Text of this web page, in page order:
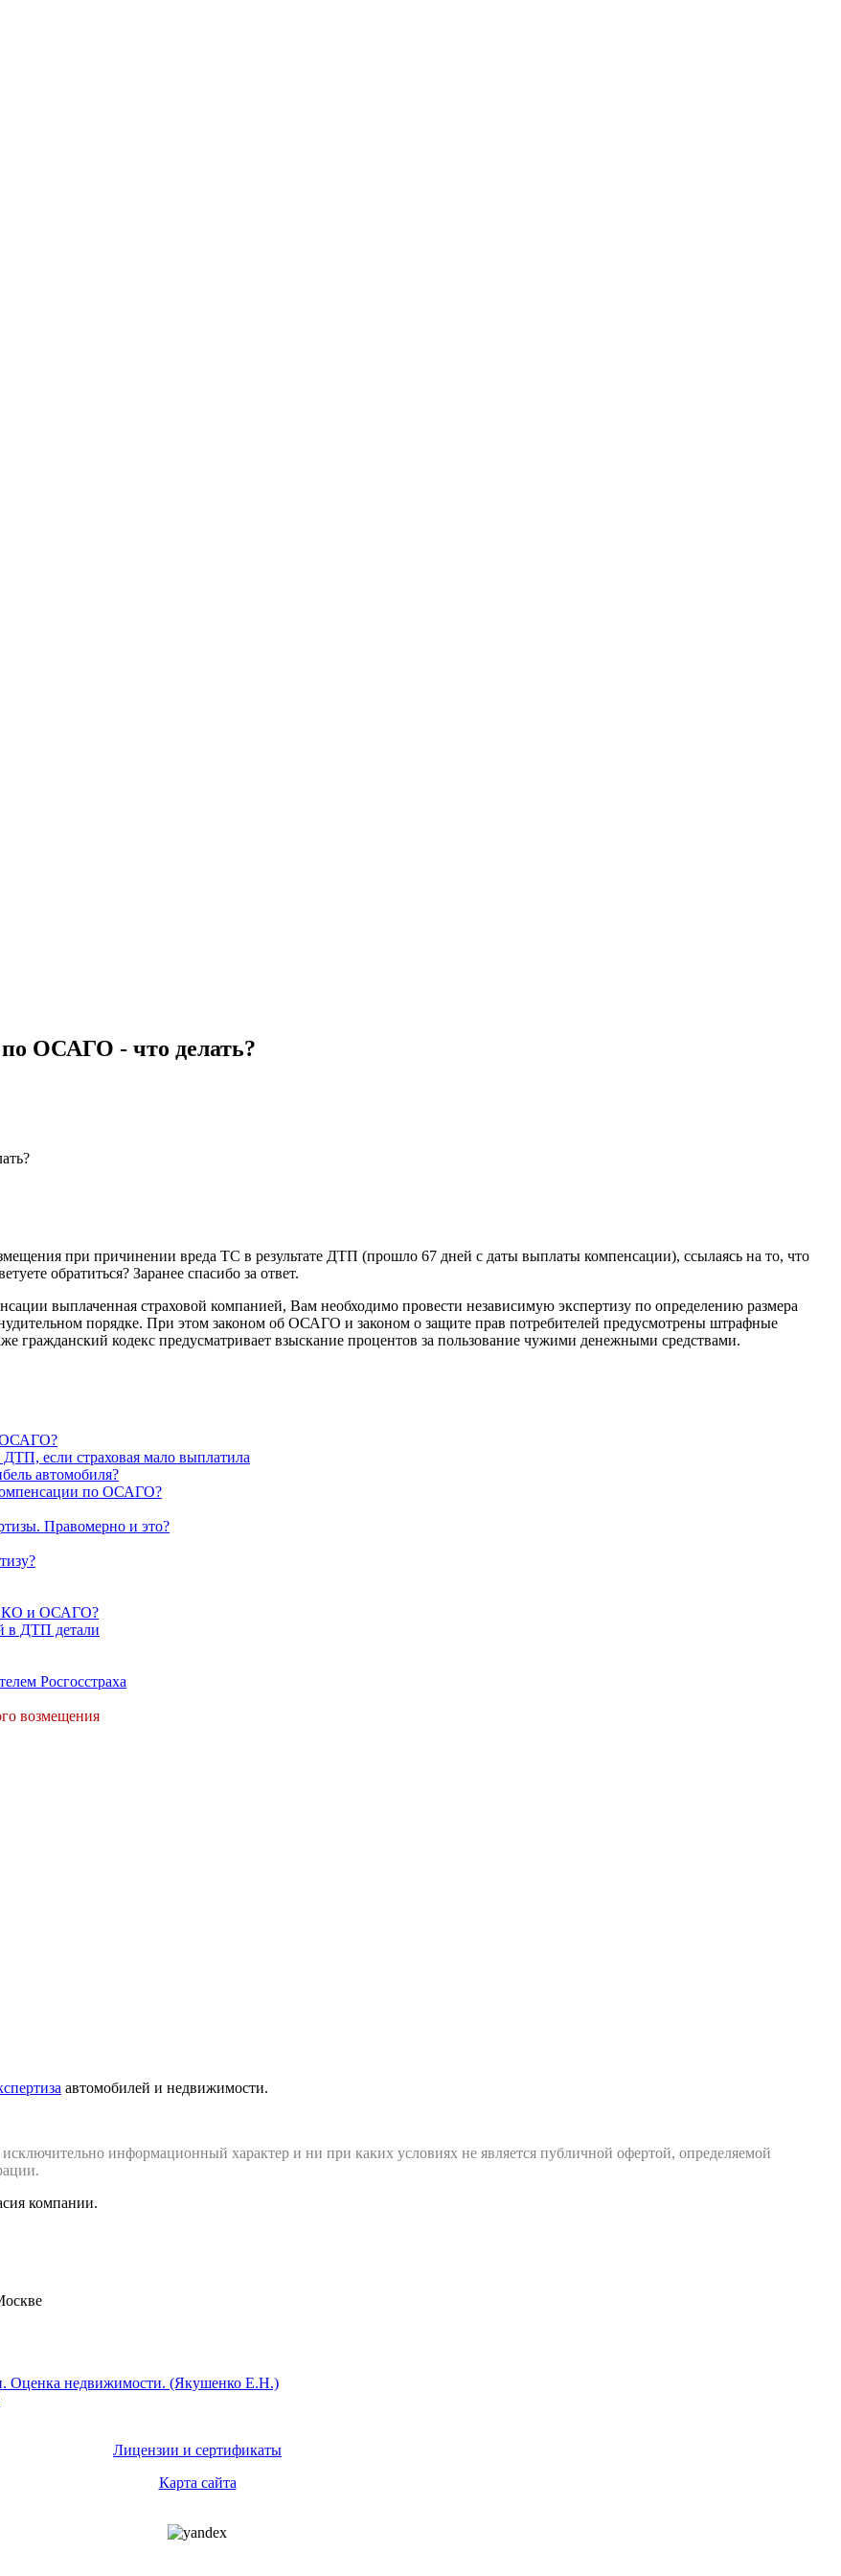
по ОСАГО - что делать?
при причинении вреда ТС в результате ДТП (прошло 67 дней с даты выплаты компенсации), ссылаясь на то, что
обратиться? Заранее спасибо за ответ.
выплаченная страховой компанией, Вам необходимо провести независимую экспертизу по определению размера
порядке. При этом законом об ОСАГО и законом о защите прав потребителей предусмотрены штрафные
гражданский кодекс предусматривает взыскание процентов за пользование чужими денежными средствами.
ОСАГО?
если страховая мало выплатила
автомобиля?
по ОСАГО?
Правомерно и это?
и ОСАГО?
в ДТП детали
Росгосстраха
возмещения
автомобилей и недвижимости.
информационный характер и ни при каких условиях не является публичной офертой, определяемой
компании.
Лицензии и сертификаты
Карта сайта